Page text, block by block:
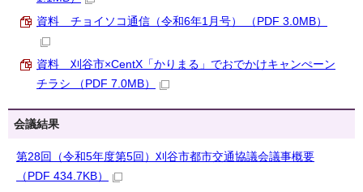
資料 チョイソコ通信（令和6年1月号） （PDF 3.0MB）
資料 刈谷市×CentX「かりまる」でおでかけキャンぺーン
チラシ （PDF 7.0MB）
会議結果
第28回（令和5年度第5回）刈谷市都市交通協議会議事概要
（PDF 434.7KB）